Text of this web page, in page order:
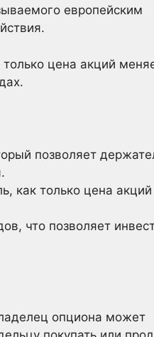
европейским
цена акций
позволяет
как только цена акций
что позволяет
опциона может